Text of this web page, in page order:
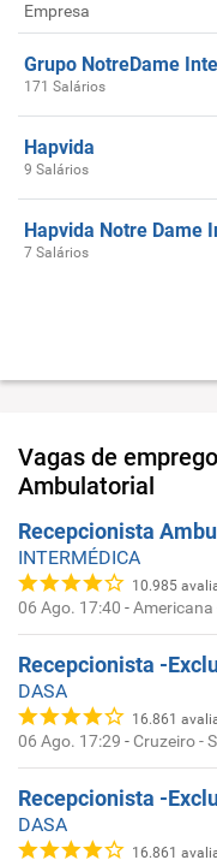
Empresa
Grupo NotreDame
171 Salários
Hapvida
9 Salários
Hapvida Notre Dame
7 Salários
Vagas de
Ambulatorial
Recepcionista
INTERMÉDICA
10.985
06 Ago. 17:40 -Americana
DASA
16.861
06 Ago. 17:29 - Cruzeiro -
DASA
16.861